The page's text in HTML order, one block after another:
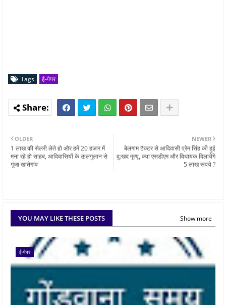
Tags ई-पेपर
NEWER
बेलगाम टैक्टर से आदिवासी प्रेम सिंह की हुई
दु:खद मृत्यू, क्या एसडीएम और विधायक दिलायेंगे
5 लाख रूपये ?
OLDER
1 लाख की सेलरी लेते हो और हमें 20 हजार में
मना रहे हो साहब, आदिवासियों के ऊलगुलान से
गूंजा खातेगांव
YOU MAY LIKE THESE POSTS Show more
ई-पेपर